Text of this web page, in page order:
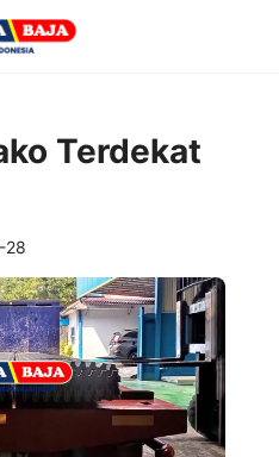
Terdekat
28